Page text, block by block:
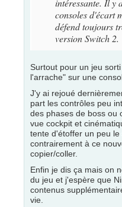
intéressante. Il y
consoles d'écart
défend toujours
version Switch 2.
Surtout pour un jeu
l'arrache" sur une
J'y ai rejoué
part les contrôles peu
des phases de boss ou
vue cockpit et
tente d'étoffer un peu
contrairement à ce
copier/coller.
Enfin je dis ça mais on
du jeu et j'espère que
contenus
vie.